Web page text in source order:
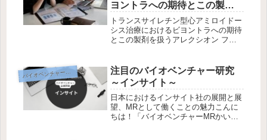
ヨントラへの期待とこの製剤
を扱うアレクシオン ファーマ
MRのやりがいについて
トランスサイレチン型心アミロイドー
シス治療におけるビヨントラへの期待
とこの製剤を扱うアレクシオン ファ
（ATTR-CM）は、近年注目を集めて
いる希少疾患の一つです。これまで治
療...
バイオベンチャー企業研究
注目のバイオベンチャー研究
～インサイト～
日本におけるインサイト社の展開と展
望、MRとして働くことの魅力こんに
ちは！「バイオベンチャーMRかいり